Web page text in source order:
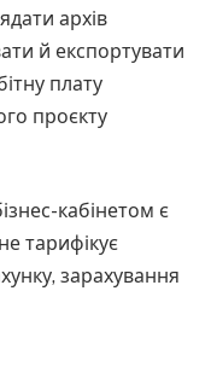
архів
й експортувати
плату
проєкту
кабінетом є
тарифікує
зарахування